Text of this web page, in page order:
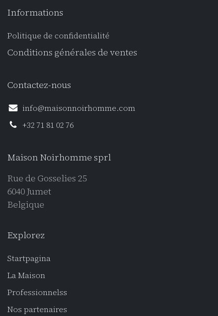
Informations
Politique de confidentialité
Conditions générales de ventes
Contactez-nous
info@maisonnoirhomme.com
+32 71 81 02 76
Maison Noirhomme sprl
Rue de Gosselies 25
6040 Jumet
Belgique
Explorez
Startpagina
La Maison
Professionnelss
Nos partenaires